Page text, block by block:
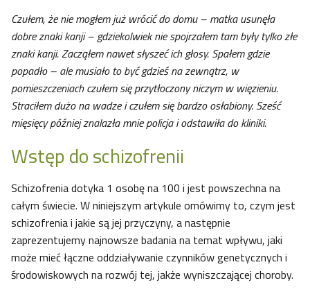
Czułem, że nie mogłem już wrócić do domu – matka usunęła
dobre znaki kanji – gdziekolwiek nie spojrzałem tam były tylko złe
znaki kanji. Zacząłem nawet słyszeć ich głosy. Spałem gdzie
popadło – ale musiało to być gdzieś na zewnątrz, w
pomieszczeniach czułem się przytłoczony niczym w więzieniu.
Straciłem dużo na wadze i czułem się bardzo osłabiony. Sześć
mięsięcy później znalazła mnie policja i odstawiła do kliniki.
Wstęp do schizofrenii
Schizofrenia dotyka 1 osobę na 100 i jest powszechna na
całym świecie. W niniejszym artykule omówimy to, czym jest
schizofrenia i jakie są jej przyczyny, a następnie
zaprezentujemy najnowsze badania na temat wpływu, jaki
może mieć łączne oddziaływanie czynników genetycznych i
środowiskowych na rozwój tej, jakże wyniszczającej choroby.